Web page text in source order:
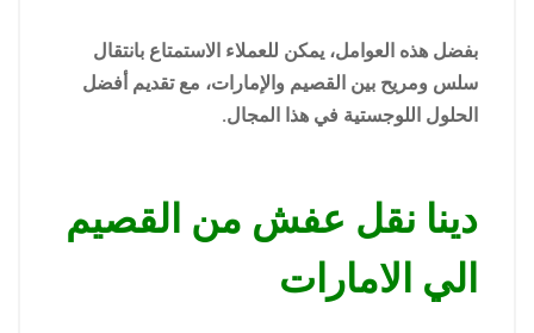
بفضل هذه العوامل، يمكن للعملاء الاستمتاع بانتقال
سلس ومريح بين القصيم والإمارات، مع تقديم أفضل
الحلول اللوجستية في هذا المجال.
دينا نقل عفش من القصيم
الي الامارات